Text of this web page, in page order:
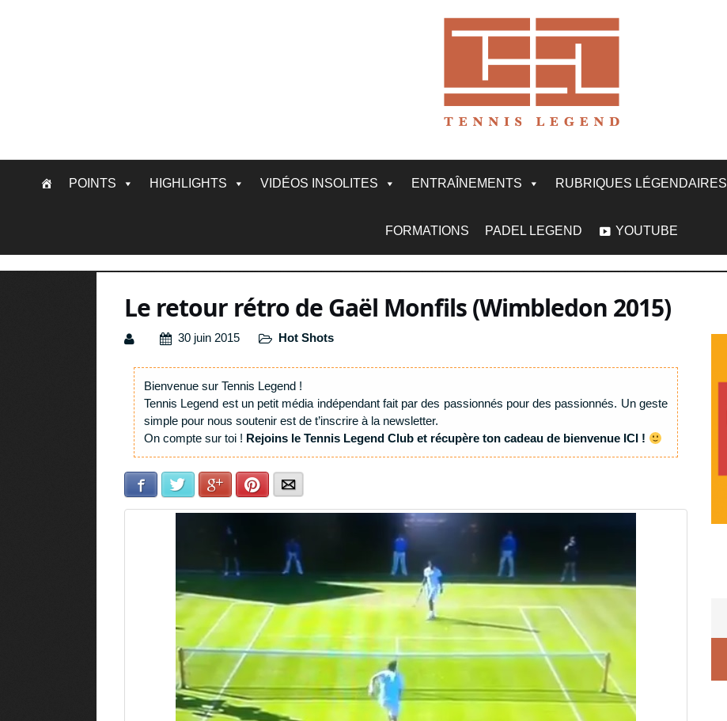
POINTS HIGHLIGHTS VIDÉOS INSOLITES ENTRAÎNEMENTS RUBRIQUES LÉGENDAIRES
FORMATIONS PADEL LEGEND YOUTUBE
Le retour rétro de Gaël Monfils (Wimbledon 2015)
30 juin 2015 Hot Shots
Bienvenue sur Tennis Legend !
Tennis Legend est un petit média indépendant fait par des passionnés pour des passionnés. Un geste
simple pour nous soutenir est de t’inscrire à la newsletter.
On compte sur toi ! Rejoins le Tennis Legend Club et récupère ton cadeau de bienvenue ICI !
Facebook Twitter Google+Pinterest